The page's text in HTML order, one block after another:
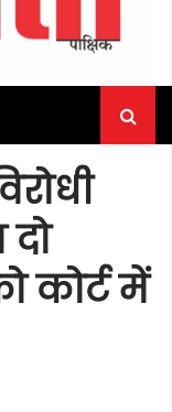
कोर्ट में